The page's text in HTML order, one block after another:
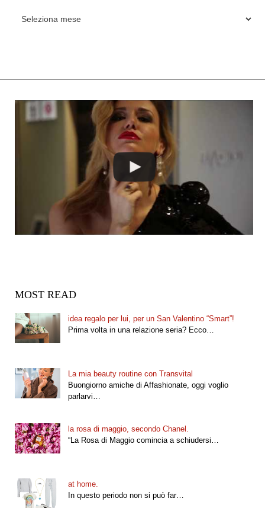
MOST READ
idea regalo per lui, per un San Valentino “Smart”!
Prima volta in una relazione seria? Ecco…
La mia beauty routine con Transvital
Buongiorno amiche di Affashionate, oggi voglio
parlarvi…
la rosa di maggio, secondo Chanel.
“La Rosa di Maggio comincia a schiudersi…
at home.
In questo periodo non si può far…